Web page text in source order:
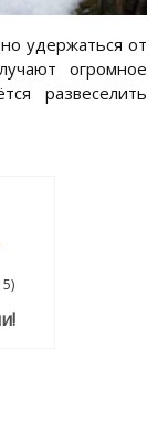
удержаться от
огромное
развеселить